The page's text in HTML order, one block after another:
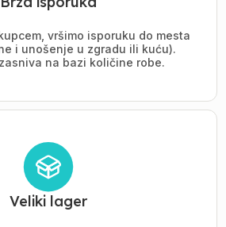
vršimo isporuku do mesta
i unošenje u zgradu ili kuću).
na bazi količine robe.
Veliki lager